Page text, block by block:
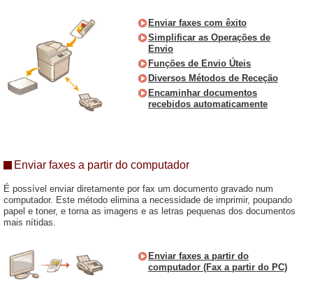
Enviar faxes com êxito
Simplificar as Operações de
Envio
Funções de Envio Úteis
Diversos Métodos de Receção
Encaminhar documentos
recebidos automaticamente
Enviar faxes a partir do computador
É possível enviar diretamente por fax um documento gravado num
computador. Este método elimina a necessidade de imprimir, poupando
papel e toner, e torna as imagens e as letras pequenas dos documentos
mais nítidas.
Enviar faxes a partir do
computador (Fax a partir do PC)